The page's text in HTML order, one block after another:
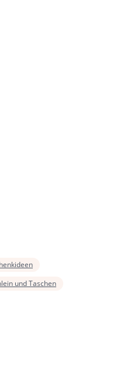
und Taschen